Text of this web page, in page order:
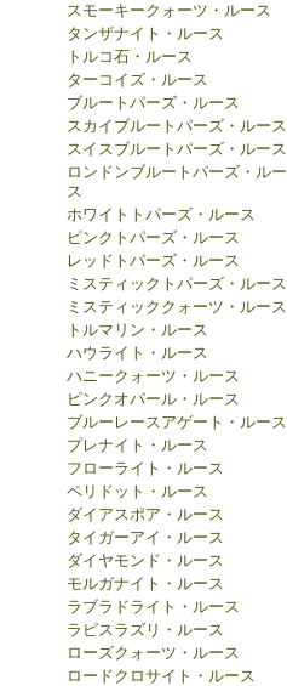
スモーキークォーツ・ルース
タンザナイト・ルース
トルコ石・ルース
ターコイズ・ルース
ブルートパーズ・ルース
スカイブルートパーズ・ルース
スイスブルートパーズ・ルース
ロンドンブルートパーズ・ルー
ス
ホワイトトパーズ・ルース
ピンクトパーズ・ルース
レッドトパーズ・ルース
ミスティックトパーズ・ルース
ミスティッククォーツ・ルース
トルマリン・ルース
ハウライト・ルース
ハニークォーツ・ルース
ピンクオパール・ルース
ブルーレースアゲート・ルース
プレナイト・ルース
フローライト・ルース
ペリドット・ルース
ダイアスポア・ルース
タイガーアイ・ルース
ダイヤモンド・ルース
モルガナイト・ルース
ラブラドライト・ルース
ラピスラズリ・ルース
ローズクォーツ・ルース
ロードクロサイト・ルース